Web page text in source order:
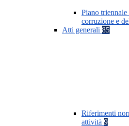
Piano
corruzione e
Atti generali 85
Riferimenti
attività 9